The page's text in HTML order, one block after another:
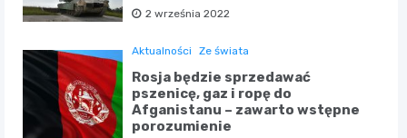
2 września 2022
Aktualności Ze świata
Rosja będzie sprzedawać
pszenicę, gaz i ropę do
Afganistanu – zawarto wstępne
porozumienie